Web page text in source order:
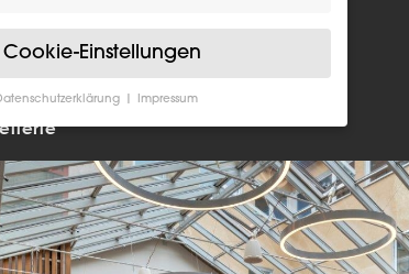
Cookie-Einstellungen
Impressum
Ihre Zustimmung zu freiwilligen
Sie Ihre Erziehungsberechtigten um
Technologien auf unserer Website.
andere uns helfen, diese Website
Personenbezogene Daten können